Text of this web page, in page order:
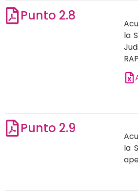
Punto 2.8
la
Punto 2.9
la